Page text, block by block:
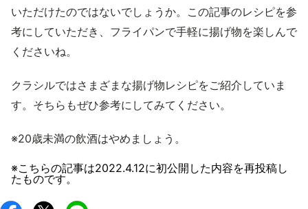
いただけたのではないでしょうか。この記事のレシピを参
考にしていただき、フライパンで手軽に揚げ物を楽しんで
くださいね。
クラシルではさまざまな揚げ物レシピをご紹介していま
す。そちらもぜひ参考にしてみてください。
※20歳未満の飲酒はやめましょう。
※こちらの記事は2022.4.12に初公開した内容を再投稿し
たものです。